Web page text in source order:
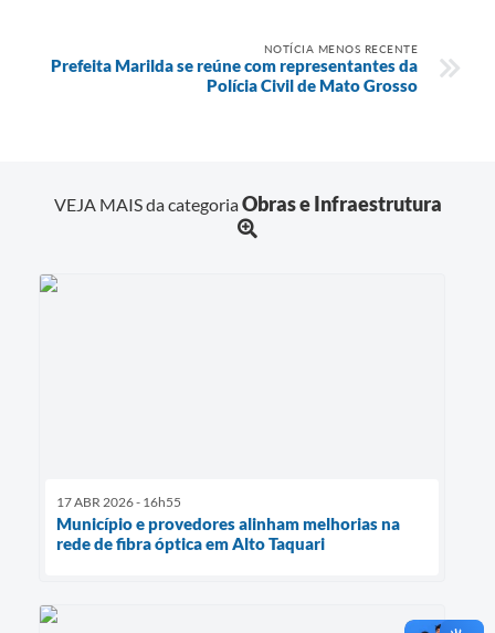
NOTÍCIA MENOS RECENTE
Prefeita Marilda se reúne com representantes da
Polícia Civil de Mato Grosso
VEJA MAIS da categoriaObras e Infraestrutura
17 ABR 2026 - 16h55
Município e provedores alinham melhorias na
rede de fibra óptica em Alto Taquari